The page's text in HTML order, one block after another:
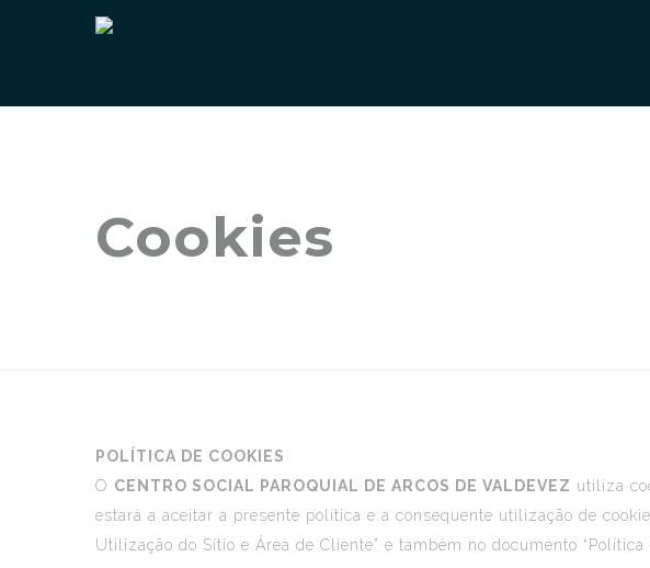
Cookies
POLÍTICA DE COOKIES
O CENTRO SOCIAL PAROQUIAL DE ARCOS DE VALDEVEZ utiliza
estará a aceitar a presente política e a consequente utilização de
Utilização do Sítio e Área de Cliente” e também no documento “Política